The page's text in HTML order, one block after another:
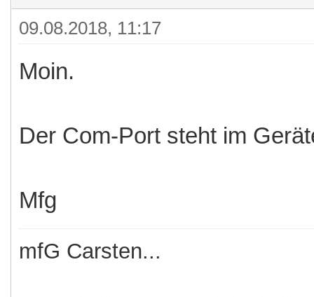
09.08.2018, 11:17
Moin.
Der Com-Port steht im
Mfg
mfG Carsten...